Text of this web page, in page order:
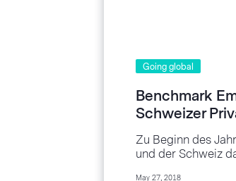
Going global
Benchmark
Schweizer
Zu Beginn des
und der Schweiz
May 27, 2018